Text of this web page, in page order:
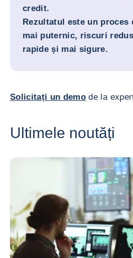
credit.
Rezultatul este un proces
mai puternic, riscuri
rapide și mai sigure.
Solicitați un demo de la
Ultimele noutăți